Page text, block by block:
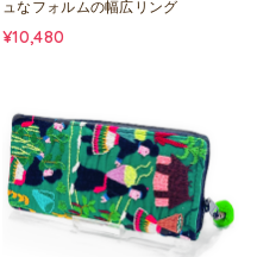
ュなフォルムの幅広リング
¥10,480